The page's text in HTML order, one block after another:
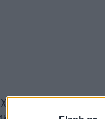
για το